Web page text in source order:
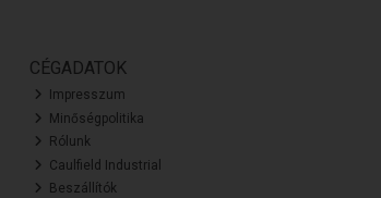
CÉGADATOK
Impresszum
Minőségpolitika
Rólunk
Caulfield Industrial
Beszállítók